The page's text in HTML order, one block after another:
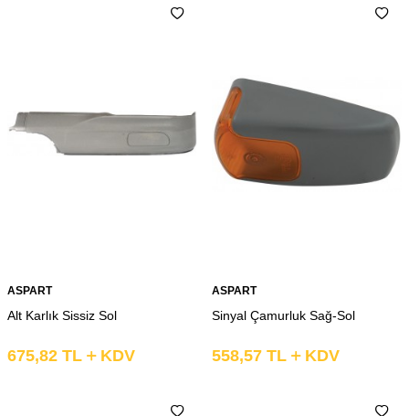
ASPART
Alt Karlık Sissiz Sol
675,82 TL KDV
ASPART
Sinyal Çamurluk Sağ-Sol
558,57 TL KDV